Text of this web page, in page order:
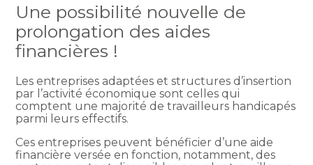
Une possibilité nouvelle de
prolongation des aides
financières !
Les entreprises adaptées et structures d’insertion
par l’activité économique sont celles qui
comptent une majorité de travailleurs handicapés
parmi leurs effectifs.
Ces entreprises peuvent bénéficier d’une aide
financière versée en fonction, notamment, des